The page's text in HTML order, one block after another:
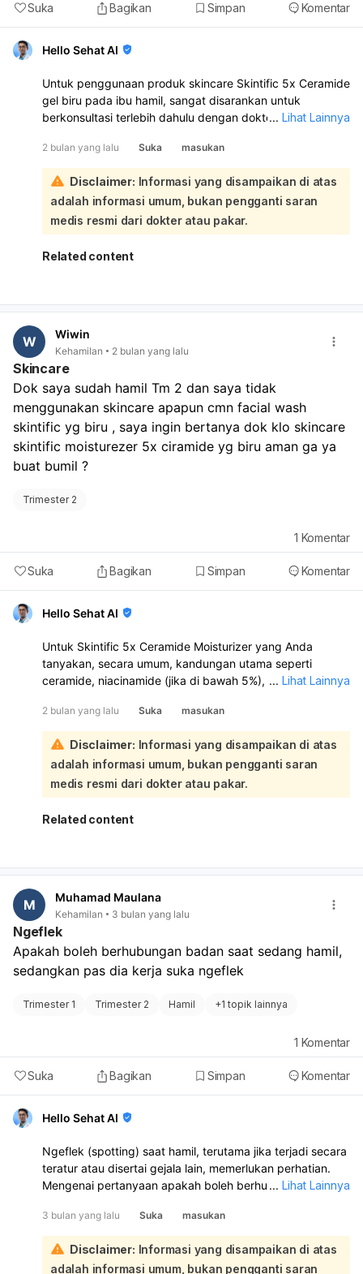
Suka Bagikan Simpan Komentar
Hello Sehat AI
Untuk penggunaan produk skincare Skintific 5x Ceramide
gel biru pada ibu hamil, sangat disarankan untuk
berkonsultasi terlebih dahulu dengan dokter spesialis
spesialis kulit (Dermatologist):
Setiap kehamilan memiliki kondisi yang unik, dan reaksi
kulit terhadap produk tertentu bisa berbeda-beda.
Meskipun ceramide umumnya dianggap aman, penting
untuk memastikan tidak ada bahan lain dalam formulasi
produk tersebut yang berpotensi tidak aman selama
kehamilan. Dokter Anda dapat meninjau daftar bahan
kesehatan Anda dan kehamilan Anda. Ini adalah langkah
Anda.
... Lihat Lainnya
2 bulan yang lalu Suka masukan
Disclaimer: Informasi yang disampaikan di atas
adalah informasi umum, bukan pengganti saran
medis resmi dari dokter atau pakar.
Related content
W Wiwin
Kehamilan 2 bulan yang lalu
Skincare
Dok saya sudah hamil Tm 2 dan saya tidak
menggunakan skincare apapun cmn facial wash
skintific yg biru , saya ingin bertanya dok klo skincare
skintific moisturezer 5x ciramide yg biru aman ga ya
buat bumil ?
Trimester 2
Suka Bagikan Simpan Komentar
1 Komentar
Hello Sehat AI
Untuk Skintific 5x Ceramide Moisturizer yang Anda
tanyakan, secara umum, kandungan utama seperti
ceramide, niacinamide (jika di bawah 5%), dan hyaluronic
termasuk bahan yang relatif aman untuk digunakan oleh
ibu hamil. Konteks juga menyebutkan niacinamide aman
dengan kandungan kurang dari 5% dan vitamin C serta
hyaluronan (serupa dengan hyaluronic acid) sebagai
bahan yang aman:
Namun, sangat penting untuk selalu memeriksa daftar
bahan lengkap pada kemasan produk Skintific 5x
kehamilan, seperti hydroquinone, tretinoin, atau vitamin A
selama kehamilan akibat fluktuasi hormon, disarankan
untuk berkonsultasi dengan dokter kandungan Anda
sebelum mulai menggunakan produk skincare baru,
termasuk moisturizer ini. Dokter dapat memberikan
rekomendasi yang paling sesuai dengan kondisi kulit dan
masalah kulit lebih lanjut.
... Lihat Lainnya
2 bulan yang lalu Suka masukan
Disclaimer: Informasi yang disampaikan di atas
adalah informasi umum, bukan pengganti saran
medis resmi dari dokter atau pakar.
Related content
M Muhamad Maulana
Kehamilan 3 bulan yang lalu
Ngeflek
Apakah boleh berhubungan badan saat sedang hamil,
sedangkan pas dia kerja suka ngeflek
Trimester 1 Trimester 2 Hamil +1 topik lainnya
Suka Bagikan Simpan Komentar
1 Komentar
Hello Sehat AI
Ngeflek (spotting) saat hamil, terutama jika terjadi secara
teratur atau disertai gejala lain, memerlukan perhatian.
Mengenai pertanyaan apakah boleh berhubungan badan
dahulu dan segera konsultasikan dengan dokter**:
Flek selama kehamilan bisa menjadi tanda berbagai
kondisi, mulai dari yang normal seperti perdarahan
implantasi, hingga komplikasi yang lebih serius seperti
... Lihat Lainnya
3 bulan yang lalu Suka masukan
Disclaimer: Informasi yang disampaikan di atas
adalah informasi umum, bukan pengganti saran